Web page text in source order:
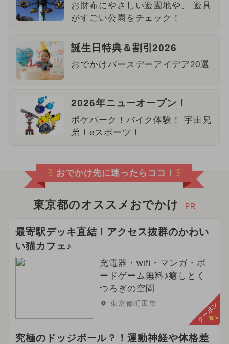
お財布にやさしい遊園地や、 遊具
がすごい公園をチェック！
誕生日特典＆割引2026
おでかけバースデーアイデア20選
2026年ニューオープン！
ポケパーク！バイク体験！ 宇宙兄
弟！eスポーツ！
おでかけ先に迷ったらココ！
東京都のオススメおでかけ PR
最寄駅デッキ直結！アクセス抜群のかわい
い猫カフェ♪
充電器・wifi・マンガ・ボ
ードゲーム無料♪癒しとく
つろぎの空間
東京都町田市 クーポン
究極のドッジボール？！運動神経や体格差